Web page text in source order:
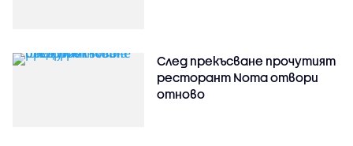
След прекъсване прочутият
ресторант Noma отвори
отново